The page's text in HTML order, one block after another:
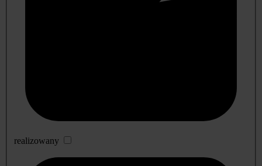
realizowany